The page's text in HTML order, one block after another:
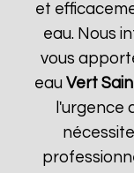
et
eau. Nous
vous
eau Vert
l'urgence